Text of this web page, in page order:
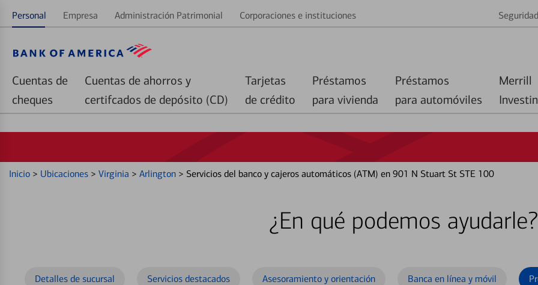
Personal Empresa Administración Patrimonial Corporaciones e instituciones Seguridad
Cuentas de
cheques
Cuentas de ahorros y
certifcados de depósito (CD)
Tarjetas
de crédito
Préstamos
para vivienda
Préstamos
para automóviles
Merrill
Inicio > Ubicaciones > Virginia > Arlington > Servicios del banco y cajeros automáticos (ATM) en 901 N Stuart St STE 100
¿En qué podemos ayudarle?
Detalles de sucursal Servicios destacados Asesoramiento y orientación Banca en línea y móvil